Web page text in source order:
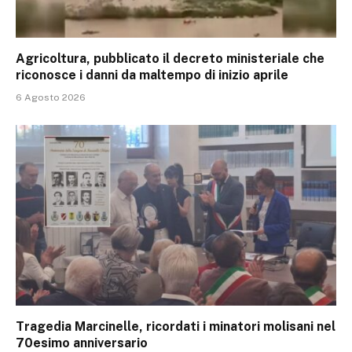
Agricoltura, pubblicato il decreto ministeriale che
riconosce i danni da maltempo di inizio aprile
6 Agosto 2026
Tragedia Marcinelle, ricordati i minatori molisani nel
70esimo anniversario